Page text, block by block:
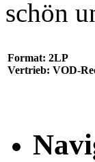
schön
Format: 2LP
Vertrieb: VOD-